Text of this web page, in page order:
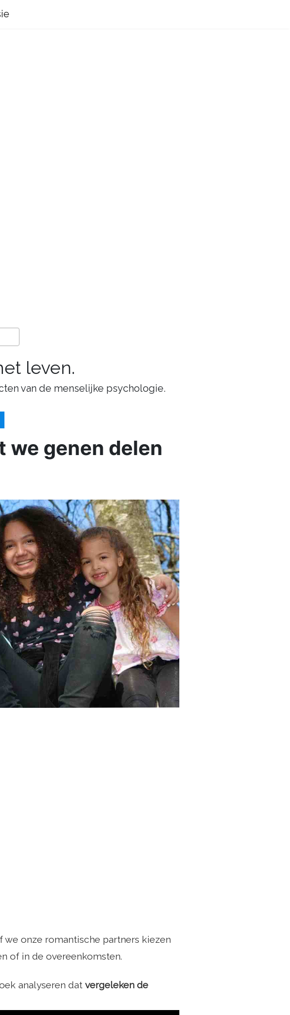
leven.
van de menselijke psychologie.
we genen delen
we onze romantische partners kiezen
of in de overeenkomsten.
analyseren dat vergeleken de